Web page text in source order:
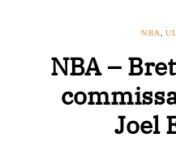
NBA,
NBA –
Joel